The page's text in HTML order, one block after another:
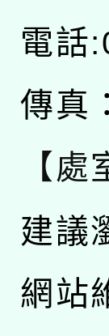
電話
傳真
【處
建議
網站